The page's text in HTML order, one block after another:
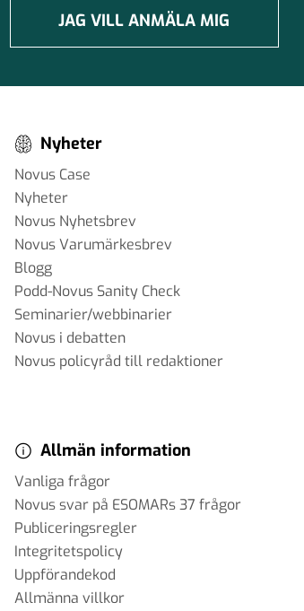
JAG VILL ANMÄLA MIG
Nyheter
Novus Case
Nyheter
Novus Nyhetsbrev
Novus Varumärkesbrev
Blogg
Podd-Novus Sanity Check
Seminarier/webbinarier
Novus i debatten
Novus policyråd till redaktioner
Allmän information
Vanliga frågor
Novus svar på ESOMARs 37 frågor
Publiceringsregler
Integritetspolicy
Uppförandekod
Allmänna villkor